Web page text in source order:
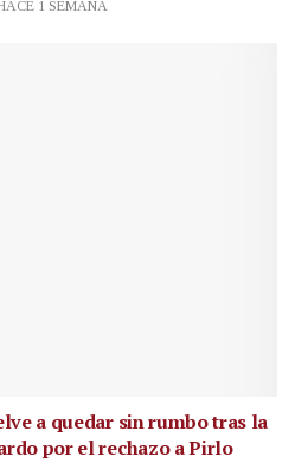
1 SEMANA
a quedar sin rumbo tras la
por el rechazo a Pirlo